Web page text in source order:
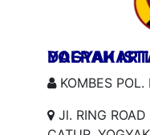
DAERAH ISTIMEWA
KOMBES POL.
Jl. RING